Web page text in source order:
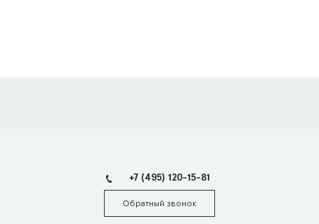
+7 (495) 120-15-81
Обратный звонок